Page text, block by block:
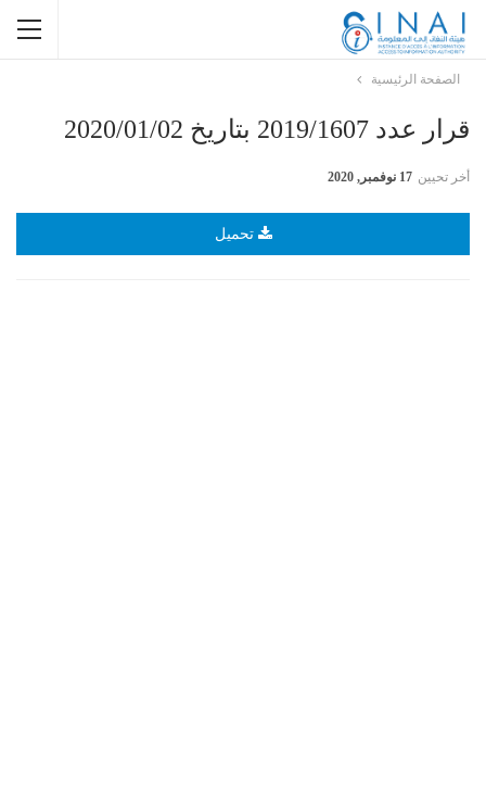
الصفحة الرئيسية
قرار عدد 2019/1607 بتاريخ 2020/01/02
أخر تحيين 17 نوفمبر, 2020
تحميل